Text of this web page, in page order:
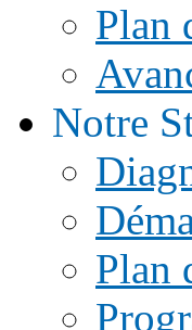
Plan
Notre
Plan